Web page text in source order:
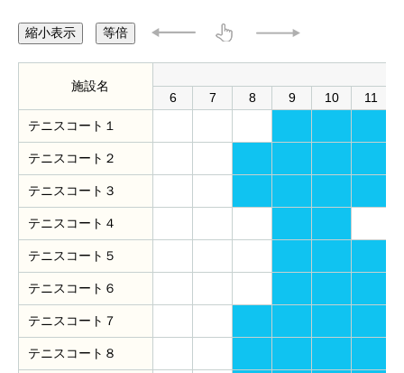
縮小表示 等倍
施設名
6
7 8 9 10 11
テニスコート１
テニスコート２
テニスコート３
テニスコート４
テニスコート５
テニスコート６
テニスコート７
テニスコート８